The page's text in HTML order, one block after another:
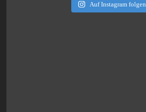
Auf Instagram folgen